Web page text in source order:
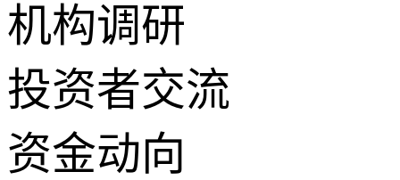
机构调研
投资者交流
资金动向